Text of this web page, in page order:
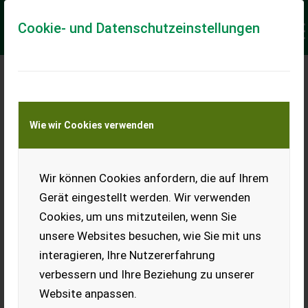
Cookie- und Datenschutzeinstellungen
Wie wir Cookies verwenden
Wir können Cookies anfordern, die auf Ihrem
Gerät eingestellt werden. Wir verwenden
Cookies, um uns mitzuteilen, wenn Sie
unsere Websites besuchen, wie Sie mit uns
interagieren, Ihre Nutzererfahrung
verbessern und Ihre Beziehung zu unserer
Website anpassen.
Meine Transportkostenanfrage
Transport von Land- und Baumaschinen –
KEINE Tiertransporte
Ladeort
Ort